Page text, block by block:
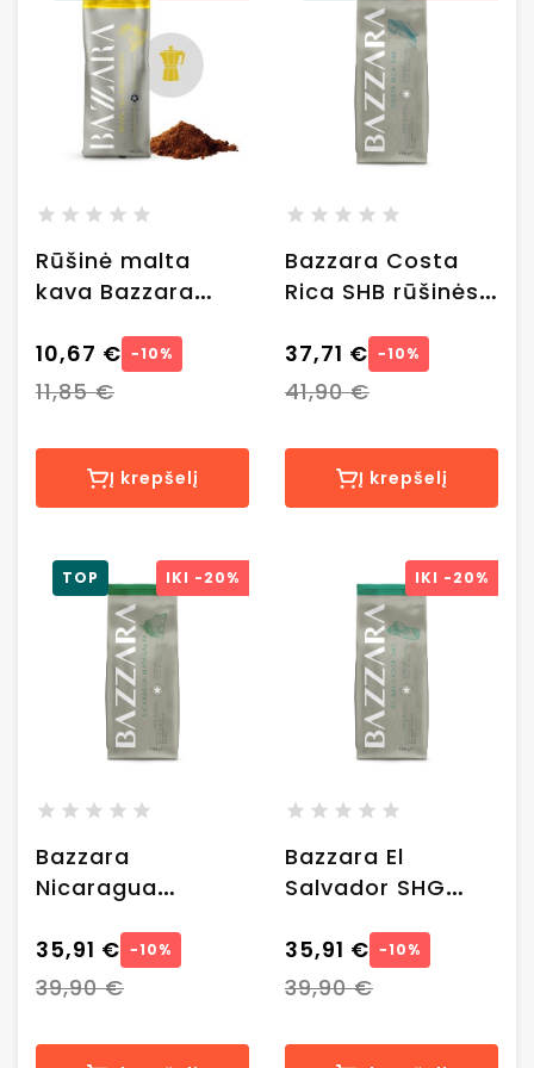
Rūšinė malta
kava Bazzara
Bourbon, 250 g.
10,67 € −10%
11,85 €
Į krepšelį
Bazzara Costa
Rica SHB rūšinės
kg
37,71 € −10%
41,90 €
Į krepšelį
IKI -20%
TOP
Bazzara
Nicaragua
rūšinės kavos
pupelės, 1 kg
35,91 € −10%
39,90 €
IKI -20%
Bazzara El
Salvador SHG
pupelės, 1 kg
35,91 € −10%
39,90 €